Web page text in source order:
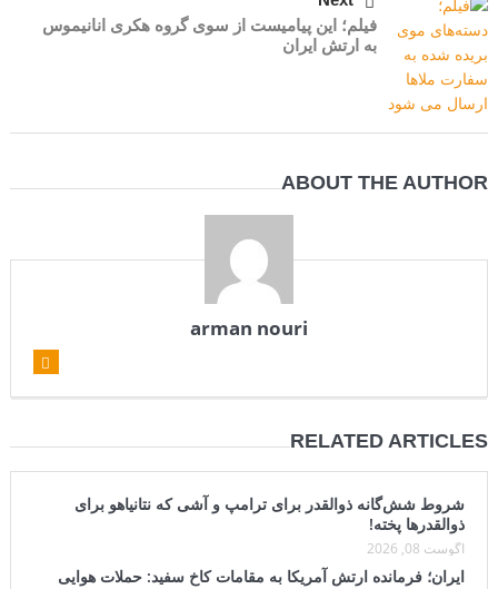
فیلم؛ این پیامیست از سوی گروه هکری انانیموس
به ارتش ایران
ABOUT THE AUTHOR
arman nouri
RELATED ARTICLES
شروط شش‌گانه ذوالقدر برای ترامپ و آشی که نتانیاهو برای
ذوالقدرها پخته!
آگوست 08, 2026
ایران؛ فرمانده ارتش آمریکا به مقامات کاخ سفید: حملات هوایی